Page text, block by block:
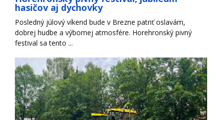
hasičov aj dychovky
Posledný júlový víkend bude v Brezne patriť oslavám,
dobrej hudbe a výbornej atmosfére. Horehronský pivný
festival sa tento ...